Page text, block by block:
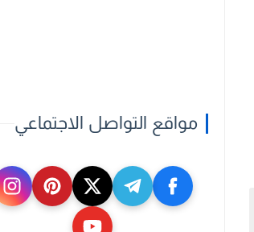
مواقع التواصل الاجتماعي